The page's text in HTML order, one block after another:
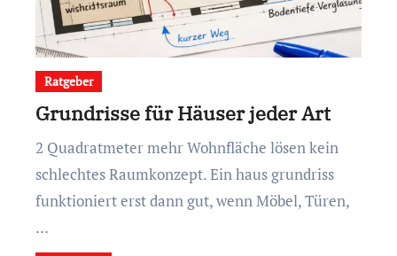
Ratgeber
Grundrisse für Häuser jeder Art
2 Quadratmeter mehr Wohnfläche lösen kein
schlechtes Raumkonzept. Ein haus grundriss
funktioniert erst dann gut, wenn Möbel, Türen,
…